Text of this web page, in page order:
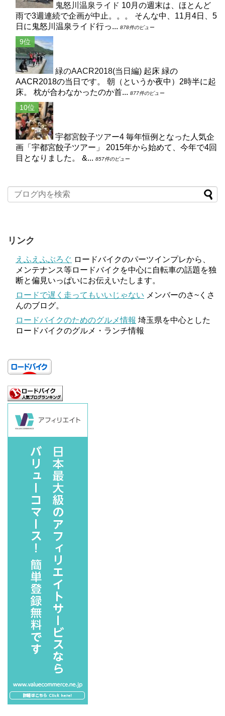
鬼怒川温泉ライド 10月の週末は、ほとんど
雨で3週連続で企画が中止。。。 そんな中、11月4日、5
日に鬼怒川温泉ライド行っ... 878件のビュー
緑のAACR2018(当日編) 起床 緑の
AACR2018の当日です。 朝（というか夜中）2時半に起
床。 枕が合わなかったのか首... 877件のビュー
宇都宮餃子ツアー4 毎年恒例となった人気企
画「宇都宮餃子ツアー」 2015年から始めて、今年で4回
目となりました。 &... 857件のビュー
リンク
えふえふぶろぐ ロードバイクのパーツインプレから、
メンテナンス等ロードバイクを中心に自転車の話題を独
断と偏見いっぱいにお伝えいたします。
ロードで遅く走ってもいいじゃない メンバーのさ~くさ
んのブログ。
ロードバイクのためのグルメ情報 埼玉県を中心とした
ロードバイクのグルメ・ランチ情報